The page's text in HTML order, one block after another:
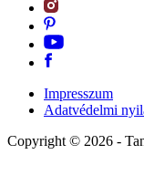
Impresszum
Adatvédelmi
Copyright © 2026 -